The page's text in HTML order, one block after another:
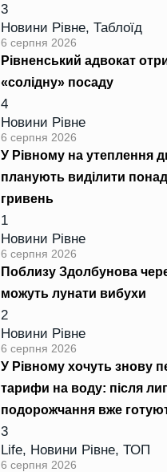
3
Новини Рівне, Таблоїд
6 серпня 2026
Рівненський адвокат
«солідну» посаду
4
Новини Рівне
6 серпня 2026
У Рівному на утеплення
планують виділити
гривень
1
Новини Рівне
6 серпня 2026
Поблизу Здолбунова
можуть лунати вибухи
2
Новини Рівне
6 серпня 2026
У Рівному хочуть знову
тарифи на воду: після
подорожчання вже
3
Life, Новини Рівне, ТОП
6 серпня 2026